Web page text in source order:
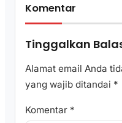
Komentar
Tinggalkan
Alamat email Anda
yang wajib ditandai *
Komentar *